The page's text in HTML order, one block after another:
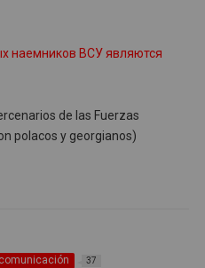
наемников ВСУ являются
de las Fuerzas
polacos y georgianos)
37